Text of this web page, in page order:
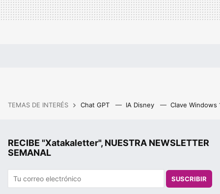
TEMAS DE INTERÉS Chat GPT IA Disney Clave Windows
RECIBE "Xatakaletter", NUESTRA NEWSLETTER
SEMANAL
SUSCRIBIR